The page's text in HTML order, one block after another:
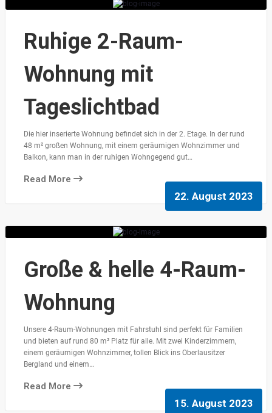
Ruhige 2-Raum-
Wohnung mit
Tageslichtbad
Die hier inserierte Wohnung befindet sich in der 2. Etage. In der rund
48 m² großen Wohnung, mit einem geräumigen Wohnzimmer und
Balkon, kann man in der ruhigen Wohngegend gut…
Read More
22. August 2023
Große & helle 4-Raum-
Wohnung
Unsere 4-Raum-Wohnungen mit Fahrstuhl sind perfekt für Familien
und bieten auf rund 80 m² Platz für alle. Mit zwei Kinderzimmern,
einem geräumigen Wohnzimmer, tollen Blick ins Oberlausitzer
Bergland und einem…
Read More
15. August 2023